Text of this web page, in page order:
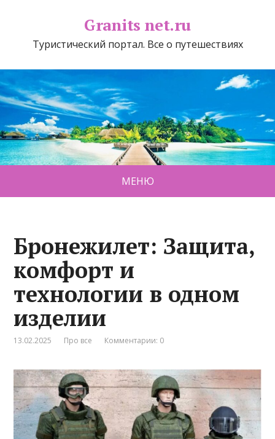
Granits net.ru
Туристический портал. Все о путешествиях
МЕНЮ
Бронежилет: Защита,
комфорт и
технологии в одном
изделии
13.02.2025 Про все Комментарии: 0